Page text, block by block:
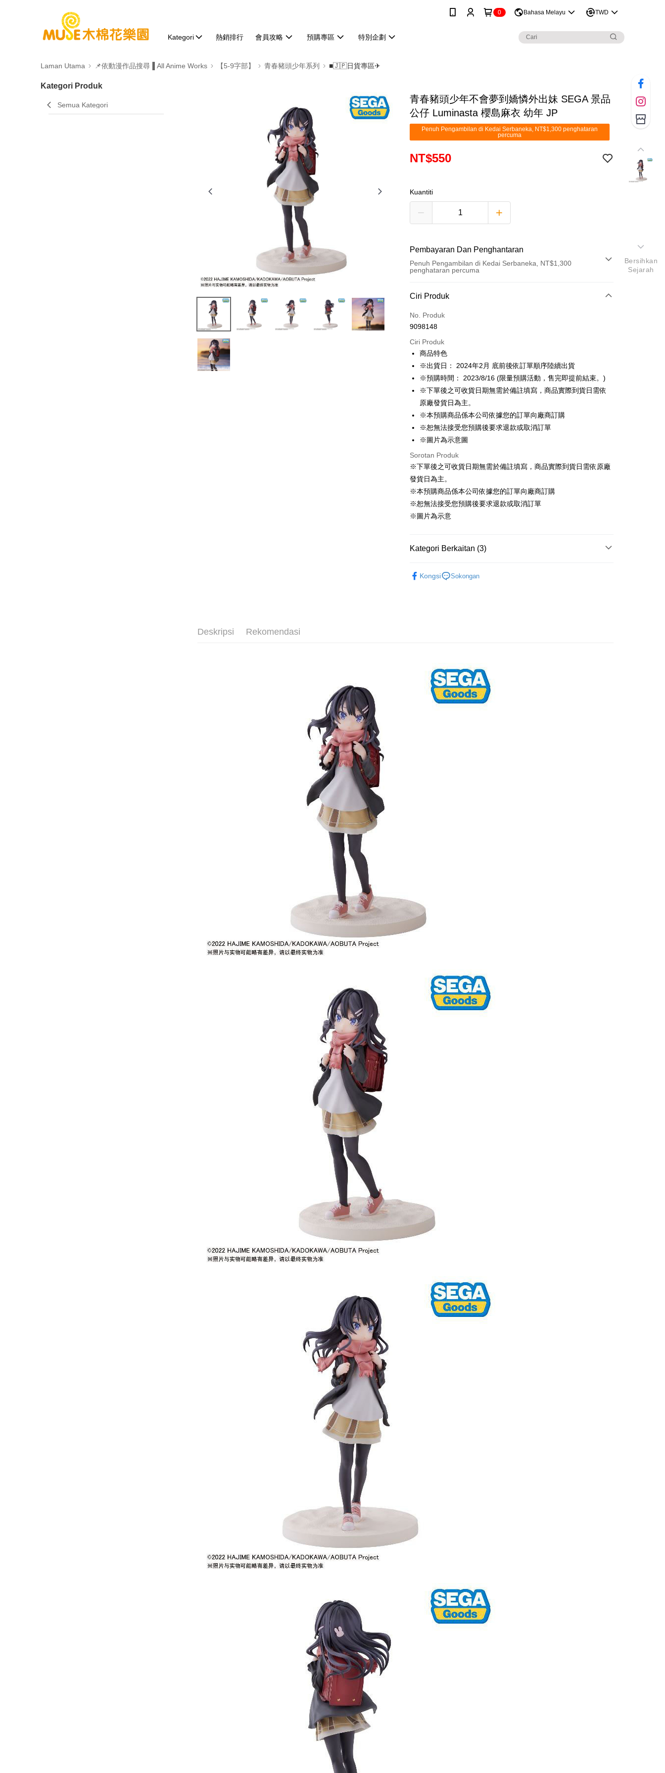
0 Bahasa Melayu TWD
Kategori 熱銷排行 會員攻略 預購專區 特別企劃
Laman Utama 📌依動漫作品搜尋▐ All Anime Works 【5-9字部】 青春豬頭少年系列 ■🇯🇵日貨專區✈
Kategori Produk
Semua Kategori
青春豬頭少年不會夢到嬌憐外出妹 SEGA 景品
公仔 Luminasta 櫻島麻衣 幼年 JP
Penuh Pengambilan di Kedai Serbaneka, NT$1,300 penghataran
percuma
NT$550
Kuantiti
Pembayaran Dan Penghantaran
Penuh Pengambilan di Kedai Serbaneka, NT$1,300
penghataran percuma
Kaedah Pembayaran
Kad Kredit (Bayaran Penuh)
Pengambilan di Kedai Serbaneka
LINE Pay
Apple Pay
Google Pay
Tunai semasa Penghantaran
Pilihan Penghantaran
全家取貨付款
NT$65/pesanan | Penghantaran percuma untuk pesanan
NT$1,300 atau lebih
NT$65/pesanan | Penghantaran percuma untuk pesanan
(不開放使用，請勿選取）
NT$65/pesanan | Penghantaran percuma untuk pesanan
NT$1,300 atau lebih
宅配-木棉花樂園專用
Ciri Produk
No. Produk
9098148
Ciri Produk
商品特色
※出貨日： 2024年2月 底前後依訂單順序陸續出貨
※預購時間： 2023/8/16 (限量預購活動，售完即提前結束。)
※下單後之可收貨日期無需於備註填寫，商品實際到貨日需依
原廠發貨日為主。
※本預購商品係本公司依據您的訂單向廠商訂購
※恕無法接受您預購後要求退款或取消訂單
※圖片為示意圖
Sorotan Produk
※下單後之可收貨日期無需於備註填寫，商品實際到貨日需依原廠
發貨日為主。
※本預購商品係本公司依據您的訂單向廠商訂購
※恕無法接受您預購後要求退款或取消訂單
※圖片為示意
Kategori Berkaitan (3)
少年系列
■🇯🇵日貨專區✈
Kongsi Sokongan
Deskripsi Rekomendasi
Bersihkan
Sejarah